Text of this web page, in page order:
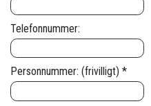
Telefonnummer:
Personnummer: (frivilligt) *